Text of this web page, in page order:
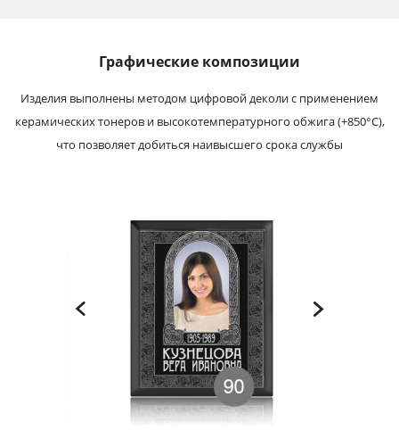
Графические композиции
Изделия выполнены методом цифровой деколи с применением
керамических тонеров и высокотемпературного обжига (+850°С),
что позволяет добиться наивысшего срока службы